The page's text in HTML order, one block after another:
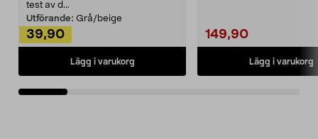
test av d...
Utförande: Grå/beige
39,90
Lägg i varukorg
149,90
Lägg i varukorg